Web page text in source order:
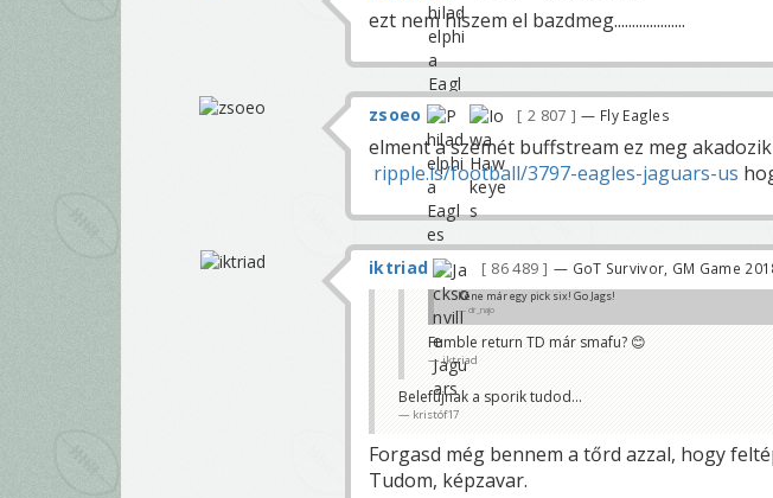
ezt nem hiszem el bazdmeg....................
zsoeo 2 807 — Fly Eagles
elment a szemét buffstream ez meg
ripple.is/football/3797-eagles-jaguars-us
iktriad 86 489 — GoT Survivor, GM Game
Kéne már egy pick six! Go Jags!
dr_najo
Fumble return TD már smafu? 😊
iktriad
Belefújnak a sporik tudod...
kristóf17
Forgasd még bennem a tőrd azzal, hogy
Tudom, képzavar.